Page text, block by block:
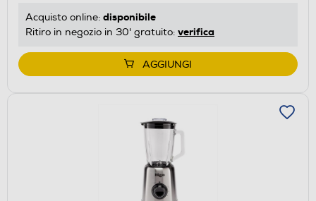
Acquisto online: disponibile
Ritiro in negozio in 30' gratuito: verifica
AGGIUNGI